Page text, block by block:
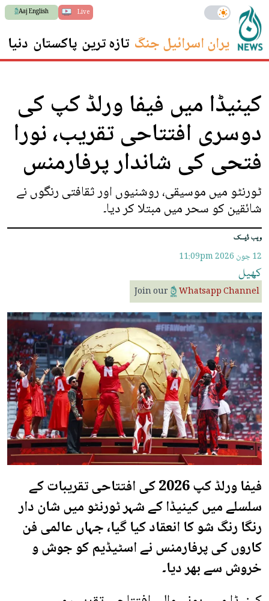
Live
Aaj English
ایران اسرائیل جنگ تازہ ترین پاکستان دنیا
کینیڈا میں فیفا ورلڈ کپ کی
دوسری افتتاحی تقریب، نورا
فتحی کی شاندار پرفارمنس
ٹورنٹو میں موسیقی، روشنیوں اور ثقافتی رنگوں نے
شائقین کو سحر میں مبتلا کر دیا۔
ویب ڈیسک
12 جون 2026 11:09pm
کھیل
Join our Whatsapp Channel
فیفا ورلڈ کپ 2026 کی افتتاحی تقریبات کے
سلسلے میں کینیڈا کے شہر ٹورنٹو میں شان دار
رنگا رنگ شو کا انعقاد کیا گیا، جہاں عالمی فن
کاروں کی پرفارمنس نے اسٹیڈیم کو جوش و
خروش سے بھر دیا۔